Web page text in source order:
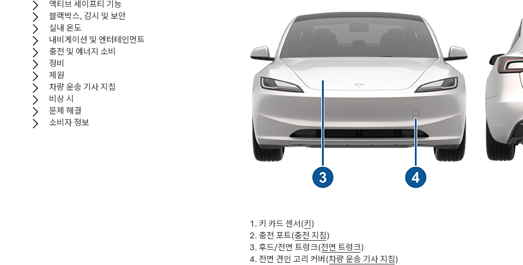
키 카드 센서(키 )
충전 포트(충전 지침)
후드/전면 트렁크(전면 트렁크)
전면 견인 고리 커버(차량 운송 기사 지침)
액티브 세이프티 기능
블랙박스, 감시 및 보안
실내 온도
내비게이션 및 엔터테인먼트
충전 및 에너지 소비
정비
제원
차량 운송 기사 지침
비상 시
문제 해결
소비자 정보